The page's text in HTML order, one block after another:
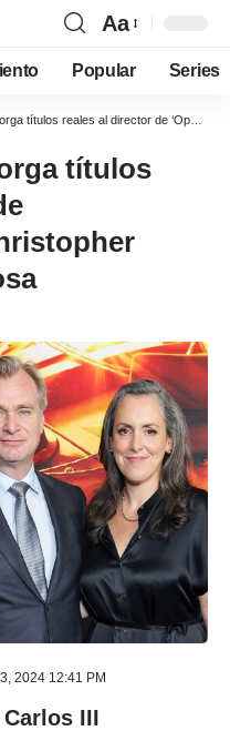
Aa
Popular Series
al director de ‘Oppenheimer’, Christopher Nolan, y a su esposa
títulos
2024 12:41 PM
Carlos III